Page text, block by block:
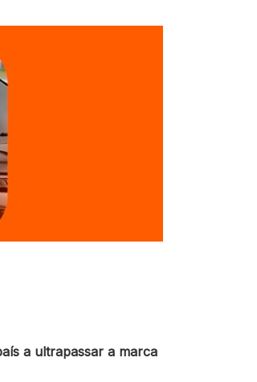
a ultrapassar a marca